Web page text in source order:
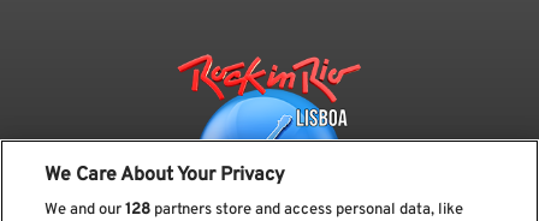
We Care About Your Privacy
We and our128 partners store and access personal data, like